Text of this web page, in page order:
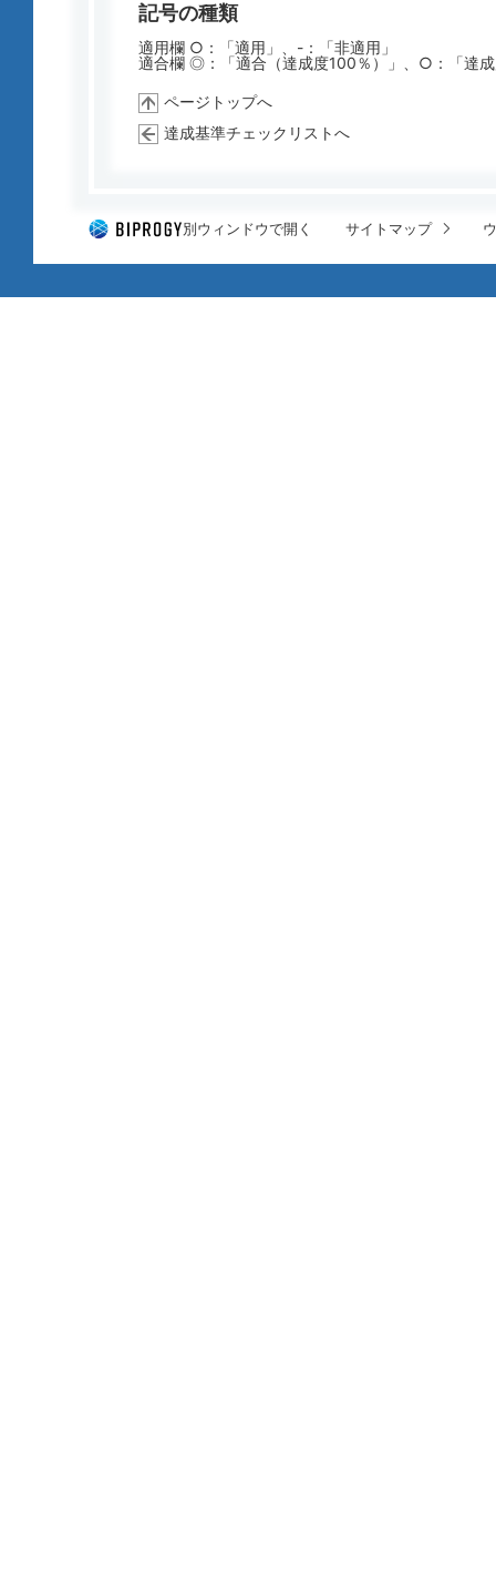
記号の種類
適用欄 ○：「適用」、-：「非適用」
適合欄 ◎：「適合（達成度100％）」、○：「達
ページトップへ
達成基準チェックリストへ
別ウィンドウで開く サイトマップ